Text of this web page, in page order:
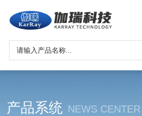
产品系统 NEWS CENTER